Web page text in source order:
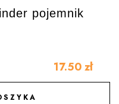
pojemnik
17.50 zł